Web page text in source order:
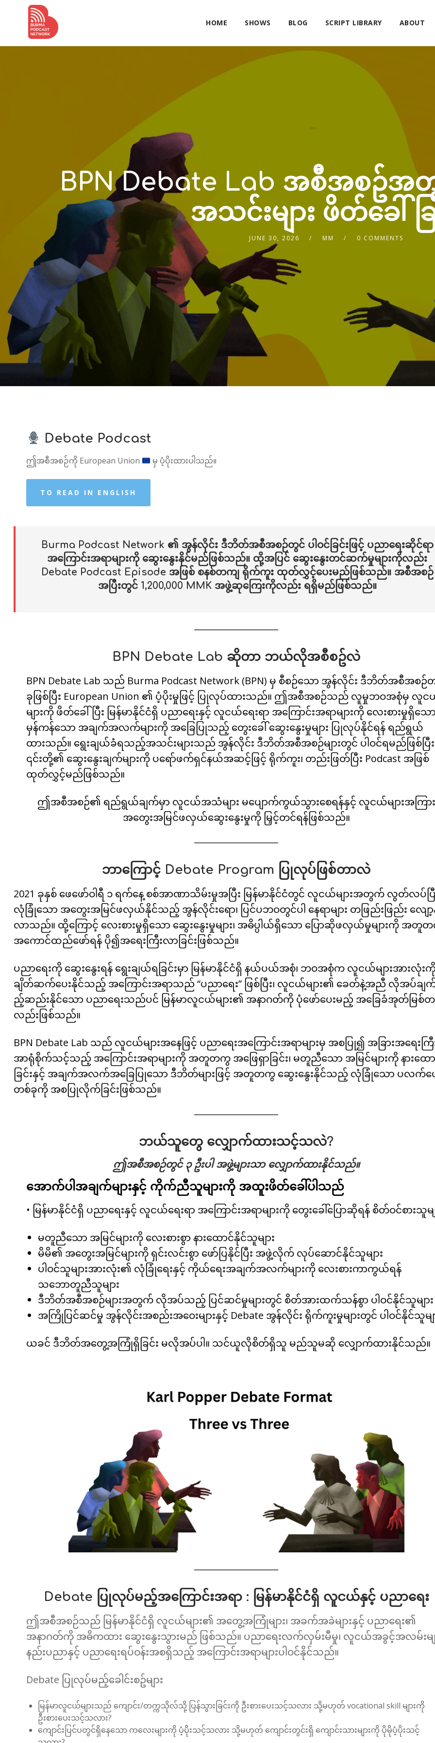
HOME SHOWS BLOG SCRIPT LIBRARY ABOUT
BPN Debate Lab အစီအစဥ်အ
အသင်းများ ဖိတ်ခေါ် ခ
JUNE 30, 2026 MM 0 COMMENTS
Debate Podcast
ဤအစီအစဉ်ကို European Union မှ ပံ့ပိုးထားပါသည်။
TO READ IN ENGLISH
Burma Podcast Network ၏ အွန်လိုင်း ဒီဘိတ်အစီအစဉ်တွင် ပါဝင်ခြင်းဖြင့် ပညာရေးဆိုင်ရာ
အကြောင်းအရာများကို ဆွေးနွေးနိုင်မည်ဖြစ်သည်။ ထို့အပြင် ဆွေးနွေးတင်ဆက်မှုများကိုလည်း
Debate Podcast Episode အဖြစ် စနစ်တကျ ရိုက်ကူး ထုတ်လွှင့်ပေးမည်ဖြစ်သည်။ အစီအစဉ်
အပြီးတွင် 1,200,000 MMK အဖွဲ့ဆုကြေးကိုလည်း ရရှိမည်ဖြစ်သည်။
BPN Debate Lab ဆိုတာ ဘယ်လိုအစီစဥ်လဲ
BPN Debate Lab သည် Burma Podcast Network (BPN) မှ စီစဉ်သော အွန်လိုင်း ဒီဘိတ်အစီအစဉ်
ခုဖြစ်ပြီး European Union ၏ ပံ့ပိုးမှုဖြင့် ပြုလုပ်ထားသည်။ ဤအစီအစဉ်သည် လူမှုဘဝအစုံမှ လူ
များကို ဖိတ်ခေါ်ပြီး မြန်မာနိုင်ငံရှိ ပညာရေးနှင့် လူငယ်ရေးရာ အကြောင်းအရာများကို လေးစားမှုရှိသော
မှန်ကန်သော အချက်အလက်များကို အခြေပြုသည့် တွေးခေါ် ဆွေးနွေးမှုများ ပြုလုပ်နိုင်ရန် ရည်ရွယ်
ထားသည်။ ရွေးချယ်ခံရသည့်အသင်းများသည် အွန်လိုင်း ဒီဘိတ်အစီအစဉ်များတွင် ပါဝင်ရမည်ဖြစ်ပြီး
၎င်းတို့၏ ဆွေးနွေးချက်များကို ပရော်ဖက်ရှင်နယ်အဆင့်ဖြင့် ရိုက်ကူး၊ တည်းဖြတ်ပြီး Podcast အဖြစ်
ထုတ်လွှင့်မည်ဖြစ်သည်။
ဤအစီအစဉ်၏ ရည်ရွယ်ချက်မှာ လူငယ်အသံများ မပျောက်ကွယ်သွားစေရန်နှင့် လူငယ်များအကြား
အတွေးအမြင်ဖလှယ်ဆွေးနွေးမှုကို မြှင့်တင်ရန်ဖြစ်သည်။
ဘာကြောင့် Debate Program ပြုလုပ်ဖြစ်တာလဲ
2021 ခုနှစ် ဖေဖော်ဝါရီ ၁ ရက်နေ့ စစ်အာဏာသိမ်းမှုအပြီး မြန်မာနိုင်ငံတွင် လူငယ်များအတွက် လွတ်လပ်ပ
လုံခြုံသော အတွေးအမြင်ဖလှယ်နိုင်သည့် အွန်လိုင်းရော၊ ပြင်ပဘဝတွင်ပါ နေရာများ တဖြည်းဖြည်း လျေ
လာသည်။ ထို့ကြောင့် လေးစားမှုရှိသော ဆွေးနွေးမှုများ၊ အဓိပ္ပါယ်ရှိသော ပြောဆိုဖလှယ်မှုများကို အတူ
အကောင်ထည်ဖော်ရန် ပို၍အရေးကြီးလာခြင်းဖြစ်သည်။
ပညာရေးကို ဆွေးနွေးရန် ရွေးချယ်ရခြင်းမှာ မြန်မာနိုင်ငံရှိ နယ်ပယ်အစုံ၊ ​ဘဝအစုံက လူငယ်များအားလုံး
ချိတ်ဆက်ပေးနိုင်သည့် အကြောင်းအရာသည် “ပညာရေး” ဖြစ်ပြီး၊ လူငယ်များ၏ ခေတ်နဲ့အညီ လိုအပ်ချ
ည့်ဆည်းနိုင်သော ပညာရေးသည်ပင် မြန်မာလူငယ်များ၏ အနာဂတ်ကို ပုံဖော်ပေးမည့် အခြေခံအုတ်မြစ်
လည်းဖြစ်သည်။
BPN Debate Lab သည် လူငယ်များအနေဖြင့် ပညာရေးအကြောင်းအရာများမှ အစပြု၍ အခြားအရေးက
အာရုံစိုက်သင့်သည့် အကြောင်းအရာများကို အတူတကွ အဖြေရှာခြင်း၊ မတူညီသော အမြင်များကို နားထေ
ခြင်းနှင့် အချက်အလက်အခြေပြုသော ဒီဘိတ်များဖြင့် အတူတကွ ဆွေးနွေးနိုင်သည့် လုံခြုံသော ပလက်ဖေ
တစ်ခုကို အစပြုလိုက်ခြင်းဖြစ်သည်။
ဘယ်သူတွေ လျှောက်ထားသင့်သလဲ?
ဤအစီအစဉ်တွင် ၃ ဦးပါ အဖွဲ့များသာ လျှောက်ထားနိုင်သည်။
အောက်ပါအချက်များနှင့် ကိုက်ညီသူများကို အထူးဖိတ်ခေါ်ပါသည်
• မြန်မာနိုင်ငံရှိ ပညာရေးနှင့် လူငယ်ရေးရာ အကြောင်းအရာများကို တွေးခေါ်ပြောဆိုရန် စိတ်ဝင်စားသူမျ
မတူညီသော အမြင်များကို လေးစားစွာ နားထောင်နိုင်သူများ
မိမိ၏ အတွေးအမြင်များကို ရှင်းလင်းစွာ ဖော်ပြနိုင်ပြီး အဖွဲ့လိုက် လုပ်ဆောင်နိုင်သူများ
ပါဝင်သူများအားလုံး၏ လုံခြုံရေးနှင့် ကိုယ်ရေးအချက်အလက်များကို လေးစားကာကွယ်ရန်
သဘောတူညီသူများ
ဒီဘိတ်အစီအစဉ်များအတွက် လိုအပ်သည့် ပြင်ဆင်မှုများတွင် စိတ်အားထက်သန်စွာ ပါဝင်နိုင်သူများ
အကြိုပြင်ဆင်မှု အွန်လိုင်းအစည်းအဝေးများနှင့် Debate အွန်လိုင်း ရိုက်ကူးမှုများတွင် ပါဝင်နိုင်သူမျ
ယခင် ဒီဘိတ်အတွေ့အကြုံရှိခြင်း မလိုအပ်ပါ။ သင်ယူလိုစိတ်ရှိသူ မည်သူမဆို လျှောက်ထားနိုင်သည်။
Debate ပြုလုပ်မည့်အကြောင်းအရာ : မြန်မာနိုင်ငံရှိ လူငယ်နှင့် ပညာရေး
ဤအစီအစဉ်သည် မြန်မာနိုင်ငံရှိ လူငယ်များ၏ အတွေ့အကြုံများ၊ အခက်အခဲများနှင့် ပညာရေး၏
အနာဂတ်ကို အဓိကထား ဆွေးနွေးသွားမည် ဖြစ်သည်။ ပညာရေးလက်လှမ်းမီမှု၊ လူငယ်အခွင့်အလမ်းမျာ
နည်းပညာနှင့် ပညာရေးရပ်ဝန်းအစရှိသည့် အကြောင်းအရာများပါဝင်နိုင်သည်။
Debate ပြုလုပ်မည့်ခေါင်းစဥ်များ
မြန်မာလူငယ်များသည် ကျောင်း/တက္ကသိုလ်သို့ ပြန်သွားခြင်းကို ဦးစားပေးသင့်သလား သို့မဟုတ် vocational skill များကို
ဦးစားပေးသင့်သလား?
ကျောင်းပြင်ပတွင်ရှိနေသော ကလေးများကို ပံ့ပိုးသင့်သလား သို့မဟုတ် ကျောင်းတွင်းရှိ ကျောင်းသားများကို ပိုမိုပံ့ပိုးသင့်